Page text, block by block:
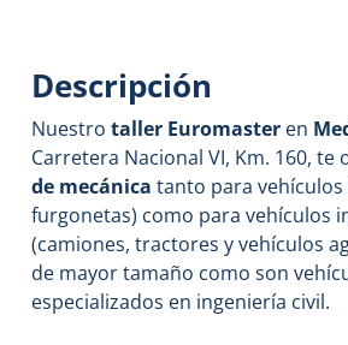
Descripción
Nuestro taller Euromaster en
Carretera Nacional VI, Km. 160, te
de mecánica tanto para vehículos
furgonetas) como para vehículos
(camiones, tractores y vehículos
de mayor tamaño como son
especializados en ingeniería civil.